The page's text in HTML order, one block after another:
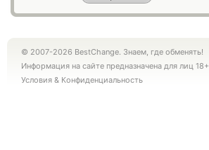
© 2007-2026 BestChange. Знаем, где обменять!
Информация на сайте предназначена для лиц 18+
Условия & Конфиденциальность